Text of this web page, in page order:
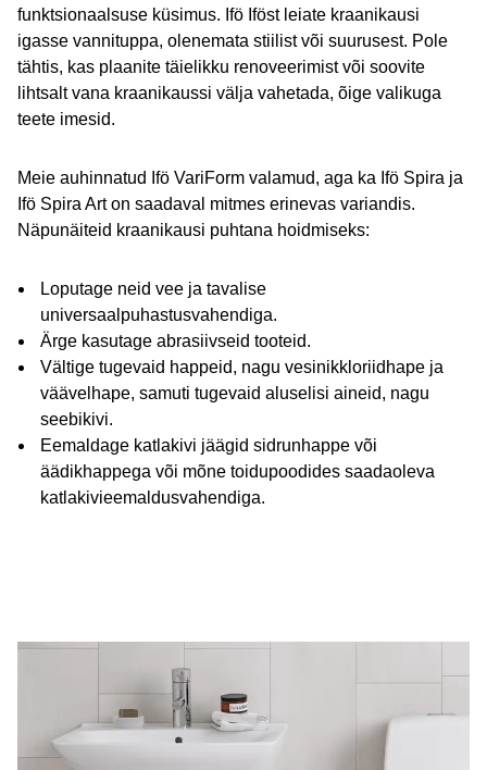
funktsionaalsuse küsimus. Ifö Iföst leiate kraanikausi
igasse vannituppa, olenemata stiilist või suurusest. Pole
tähtis, kas plaanite täielikku renoveerimist või soovite
lihtsalt vana kraanikaussi välja vahetada, õige valikuga
teete imesid.
Meie auhinnatud Ifö VariForm valamud, aga ka Ifö Spira ja
Ifö Spira Art on saadaval mitmes erinevas variandis.
Näpunäiteid kraanikausi puhtana hoidmiseks:
Loputage neid vee ja tavalise
universaalpuhastusvahendiga.
Ärge kasutage abrasiivseid tooteid.
Vältige tugevaid happeid, nagu vesinikkloriidhape ja
väävelhape, samuti tugevaid aluselisi aineid, nagu
seebikivi.
Eemaldage katlakivi jäägid sidrunhappe või
äädikhappega või mõne toidupoodides saadaoleva
katlakivieemaldusvahendiga.